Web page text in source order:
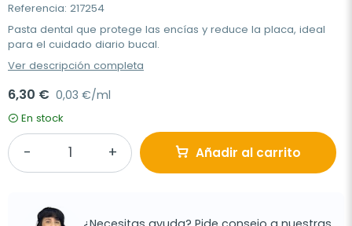
Referencia: 217254
Pasta dental que protege las encías y reduce la placa, ideal
para el cuidado diario bucal.
Ver descripción completa
6,30 € 0,03 €/ml
En stock
Añadir al carrito